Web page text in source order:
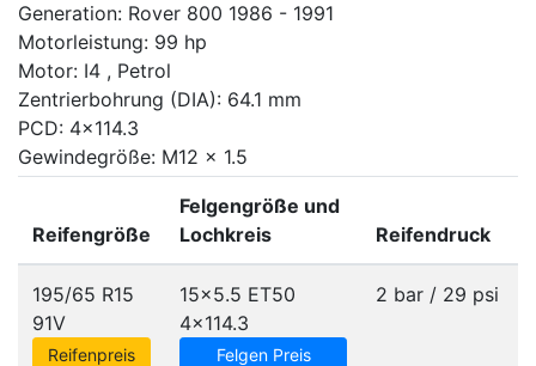
Generation: Rover 800 1986 - 1991
Motorleistung: 99 hp
Motor: I4 , Petrol
Zentrierbohrung (DIA): 64.1 mm
PCD: 4x114.3
Gewindegröße: M12 x 1.5
Reifengröße
Felgengröße und
Lochkreis
Reifendruck
195/65 R15
91V
Reifenpreis
15x5.5 ET50
4x114.3
Felgen Preis
2 bar / 29 psi